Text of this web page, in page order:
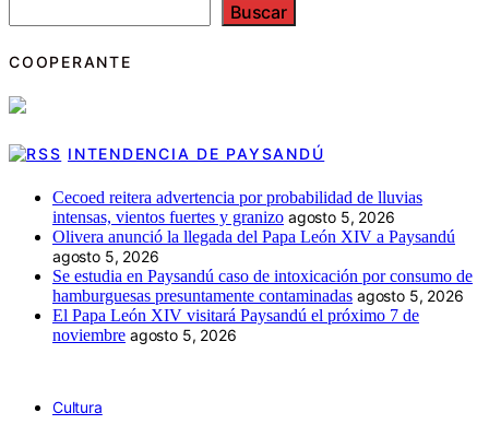
Buscar
COOPERANTE
INTENDENCIA DE PAYSANDÚ
Cecoed reitera advertencia por probabilidad de lluvias
intensas, vientos fuertes y granizo agosto 5, 2026
Olivera anunció la llegada del Papa León XIV a Paysandú
agosto 5, 2026
Se estudia en Paysandú caso de intoxicación por consumo de
hamburguesas presuntamente contaminadas agosto 5, 2026
El Papa León XIV visitará Paysandú el próximo 7 de
noviembre agosto 5, 2026
Cultura